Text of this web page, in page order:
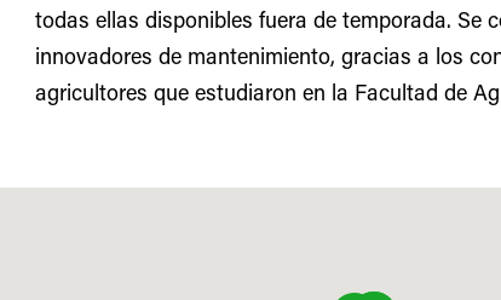
List View
todas ellas disponibles fuera de temporada. Se
innovadores de mantenimiento, gracias a los
agricultores que estudiaron en la Facultad de